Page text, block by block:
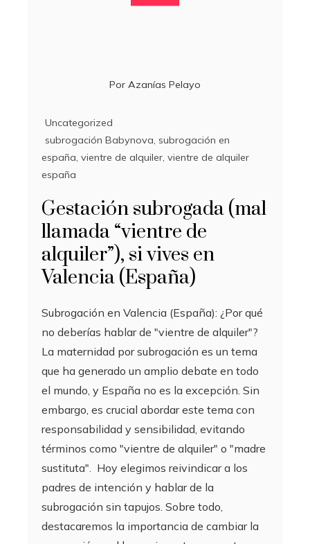
Por Azanías Pelayo
Uncategorized
subrogación Babynova, subrogación en
españa, vientre de alquiler, vientre de alquiler
españa
Gestación subrogada (mal
llamada “vientre de
alquiler”), si vives en
Valencia (España)
Subrogación en Valencia (España): ¿Por qué
no deberías hablar de "vientre de alquiler"?
La maternidad por subrogación es un tema
que ha generado un amplio debate en todo
el mundo, y España no es la excepción. Sin
embargo, es crucial abordar este tema con
responsabilidad y sensibilidad, evitando
términos como "vientre de alquiler" o "madre
sustituta". Hoy elegimos reivindicar a los
padres de intención y hablar de la
subrogación sin tapujos. Sobre todo,
destacaremos la importancia de cambiar la